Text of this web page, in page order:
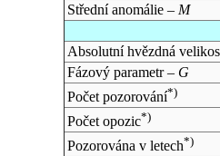
Střední anomálie – M
Absolutní hvězdná
Fázový parametr – G
Počet pozorování*)
Počet opozic*)
Pozorována v letech*)